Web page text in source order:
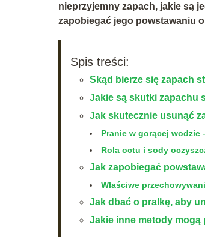
nieprzyjemny zapach, jakie są
zapobiegać jego powstawaniu
Spis treści:
Skąd bierze się zapach
Jakie są skutki zapachu
Jak skutecznie usunąć
Pranie w gorącej wodzie
Rola octu i sody
Jak zapobiegać
Właściwe
Jak dbać o pralkę, aby
Jakie inne metody